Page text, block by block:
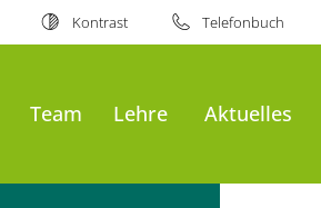
Kontrast Telefonbuch
Team Lehre Aktuelles